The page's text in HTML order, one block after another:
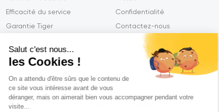
Salut c'est nous...
les Cookies !
On a attendu d'être sûrs que le contenu de
ce site vous intéresse avant de vous
déranger, mais on aimerait bien vous accompagner pendant votre
visite...
Efficacité du service
Garantie Tiger
Confidentialité
Contactez-nous
Mentions légales